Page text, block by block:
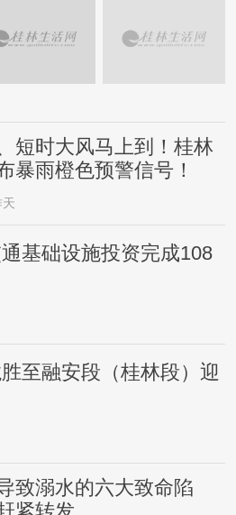
短时大风马上到！桂林
暴雨橙色预警信号！
天
基础设施投资完成108
至融安段（桂林段）迎
致溺水的六大致命陷